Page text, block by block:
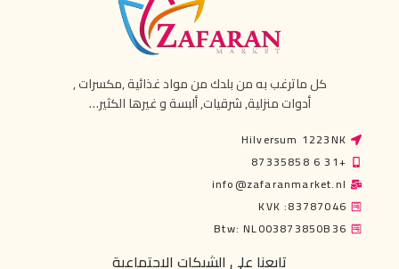
كل ماترغب به من بلدك من مواد غذائية ,مكسرات ,
أدوات منزلية, شرقيات, ألبسة و غيرها الكثير…
Hilversum 1223NK
+31 6 87335858
info@zafaranmarket.nl
KVK :83787046
Btw: NL003873850B36
تابعنا على الشبكات الاجتماعية